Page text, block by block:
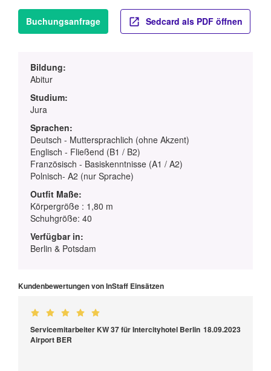
Buchungsanfrage Sedcard als PDF öffnen
Bildung:
Abitur
Studium:
Jura
Sprachen:
Deutsch - Muttersprachlich (ohne Akzent)
Englisch - Fließend (B1 / B2)
Französisch - Basiskenntnisse (A1 / A2)
Polnisch- A2 (nur Sprache)
Outfit Maße:
Körpergröße : 1,80 m
Schuhgröße: 40
Verfügbar in:
Berlin & Potsdam
Kundenbewertungen von InStaff Einsätzen
Servicemitarbeiter KW 37 für Intercityhotel Berlin
Airport BER
18.09.2023